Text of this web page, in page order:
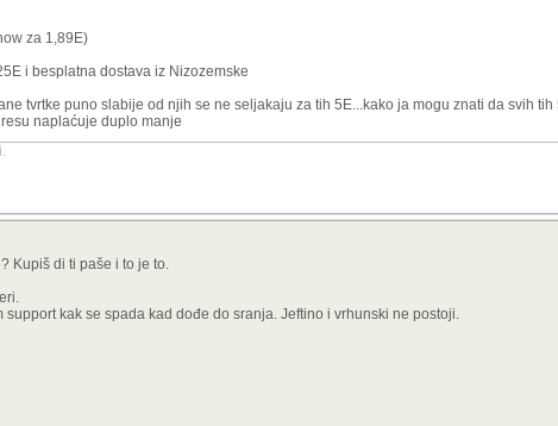
za 1,89E)
i besplatna dostava iz Nizozemske
tvrtke puno slabije od njih se ne seljakaju za tih 5E...kako ja mogu znati da svih tih
naplaćuje duplo manje
Kupiš di ti paše i to je to.
kak se spada kad dođe do sranja. Jeftino i vrhunski ne postoji.